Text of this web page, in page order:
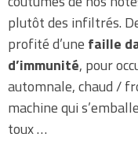
plutôt des infiltrés.
profité d’une faille
d’immunité, pour
automnale, chaud /
machine qui
toux …